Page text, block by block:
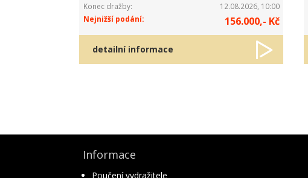
Konec dražby:
12.08.2026, 10:00
Nejnižší podání:
156.000,- Kč
detailní informace
Informace
Poučení vydražitele